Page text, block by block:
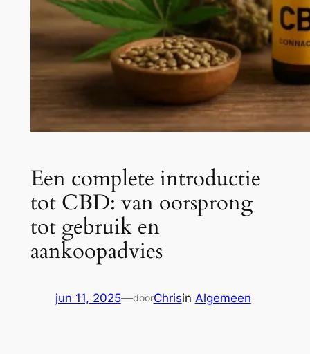
Een complete introductie
tot CBD: van oorsprong
tot gebruik en
aankoopadvies
jun 11, 2025—doorChrisin Algemeen